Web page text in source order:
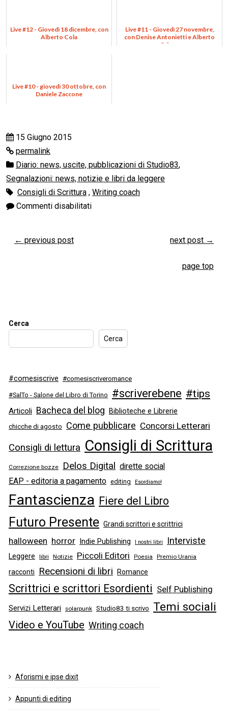
Live #12 - Giovedì 18 dicembre, con
Alberto Cola
Live #11 - Giovedì 27 novembre,
con Denise Antonietti e Alberto
Odone
Live #10 - giovedì 30 ottobre, con
Daniele Zaccone
15 Giugno 2015
permalink
Diario: news, uscite, pubblicazioni di Studio83,
Segnalazioni: news, notizie e libri da leggere
Consigli di Scrittura , Writing coach
Commenti disabilitati
← previous post next post →
page top
Cerca
Cerca
#comesiscrive #comesiscriveromance
#SalTo - Salone del Libro di Torino #scriverebene #tips
Articoli Bacheca del blog Biblioteche e Librerie
chicche di agosto Come pubblicare Concorsi Letterari
Consigli di lettura Consigli di Scrittura
Correzione bozze Delos Digital
dirette social
EAP - editoria a pagamento editing Esordiamo!
Fantascienza Fiere del Libro
Futuro Presente Grandi scrittori e scrittrici
halloween horror Indie Publishing I nostri libri Interviste
Leggere libri Notizie Piccoli Editori Poesia Premio Urania
racconti Recensioni di libri Romance
Scrittrici e scrittori Esordienti Self Publishing
Servizi Letterari solarpunk Studio83 ti scrivo Temi sociali
Video e YouTube Writing coach
Aforismi e ipse dixit
Appunti di editing